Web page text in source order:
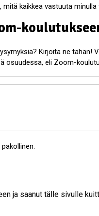
kaikkea vastuuta minulla
Kirjoita ne tähän!
osuudessa, eli Zoom-
ja saanut tälle sivulle